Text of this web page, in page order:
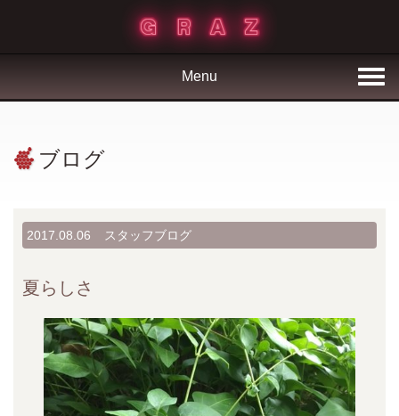
Menu
ブログ
2017.08.06 スタッフブログ
夏らしさ